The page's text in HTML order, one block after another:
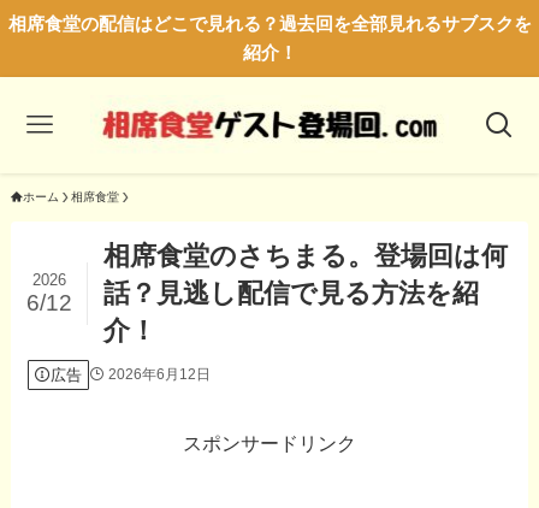
相席食堂の配信はどこで見れる？過去回を全部見れるサブスクを
紹介！
ホーム 相席食堂
相席食堂のさちまる。登場回は何
話？見逃し配信で見る方法を紹
介！
2026
6/12
広告 2026年6月12日
スポンサードリンク